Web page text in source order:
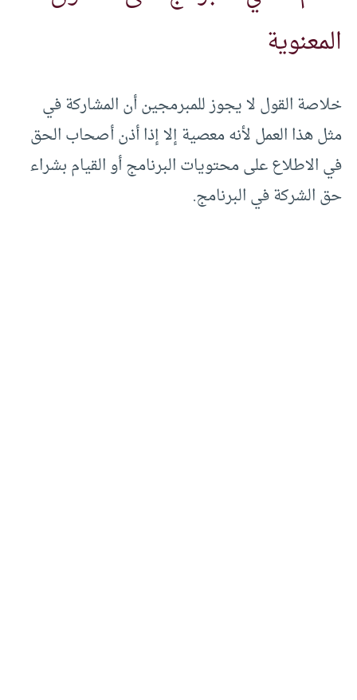
المعنوية
خلاصة القول لا يجوز للمبرمجين أن المشاركة في
مثل هذا العمل لأنه معصية إلا إذا أذن أصحاب الحق
في الاطلاع على محتويات البرنامج أو القيام بشراء
حق الشركة في البرنامج.